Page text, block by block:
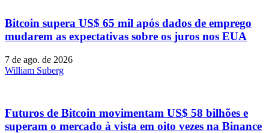
Bitcoin supera US$ 65 mil após dados de emprego
mudarem as expectativas sobre os juros nos EUA
7 de ago. de 2026
William Suberg
Futuros de Bitcoin movimentam US$ 58 bilhões e
superam o mercado à vista em oito vezes na Binance